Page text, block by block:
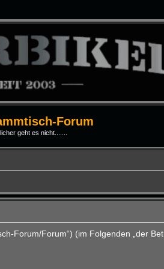
Forum
geht es nicht.......
Forum/Forum“) (im Folgenden „der